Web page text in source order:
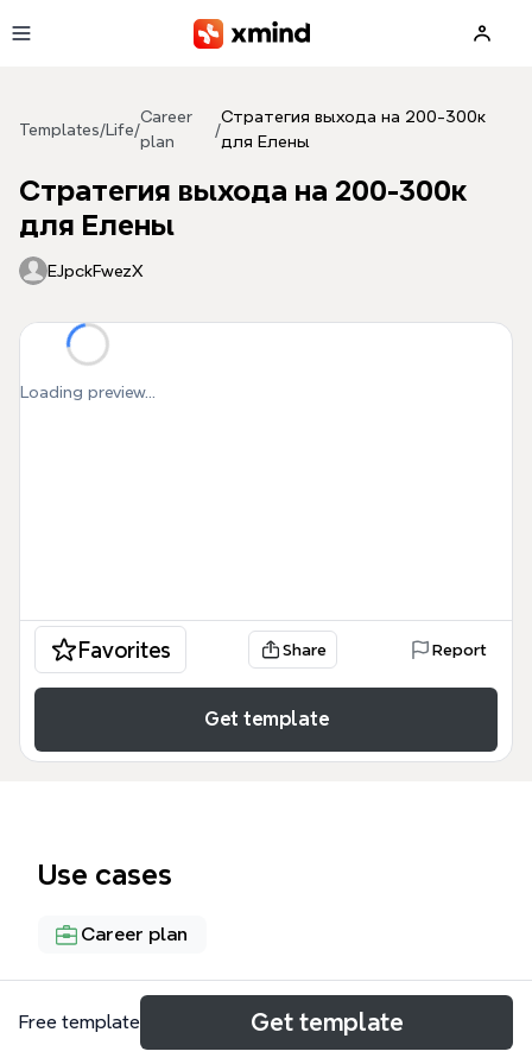
Templates/Life/
Career
plan
/
Стратегия выхода на 200-300к
для Елены
Стратегия выхода на 200-300к
для Елены
EJpckFwezX
Loading preview...
Favorites Share Report
Get template
Use cases
Career plan
About
Free template Get template